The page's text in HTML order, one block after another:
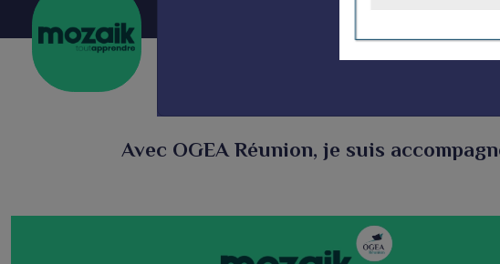
Avec OGEA Réunion, je suis